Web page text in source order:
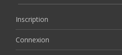
Inscription
Connexion